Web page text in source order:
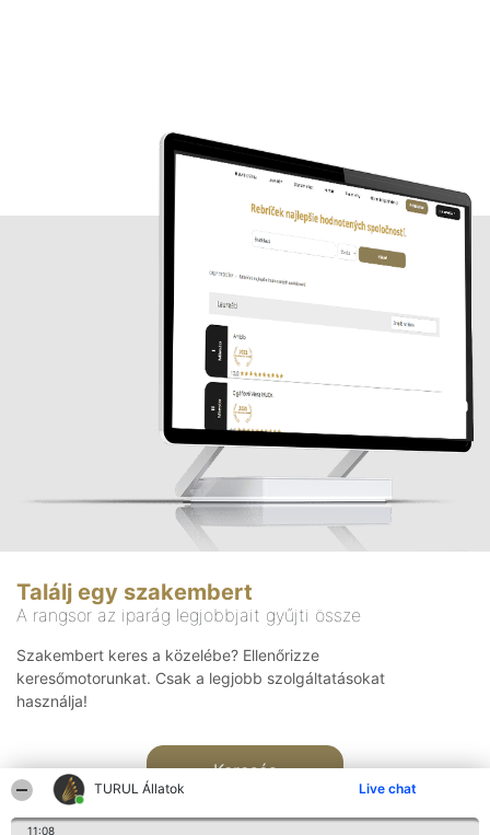
TURUL Állatok Live chat
11:08
Találj egy szakembert
A rangsor az iparág legjobbjait gyűjti össze
Szakembert keres a közelébe? Ellenőrizze
keresőmotorunkat. Csak a legjobb szolgáltatásokat
használja!
Keresés